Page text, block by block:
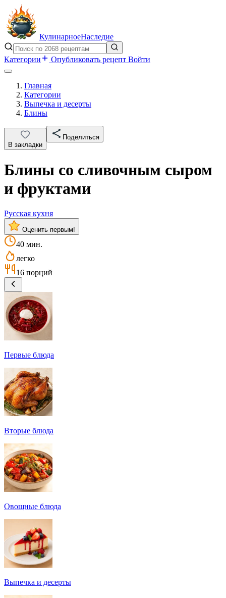
КулинарноеНаследие
Категории Опубликовать рецепт Войти
Главная
Категории
Выпечка и десерты
Блины
В закладки
Поделиться
Блины со сливочным сыром
и фруктами
Русская кухня
Оценить первым!
40 мин.
легко
16 порций
Первые блюда
Вторые блюда
Овощные блюда
Выпечка и десерты